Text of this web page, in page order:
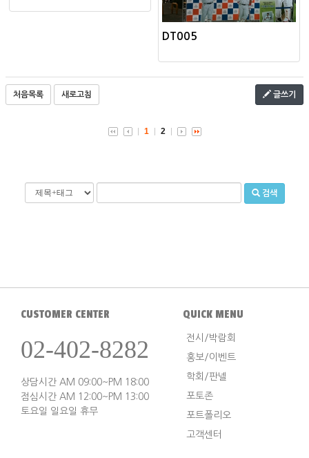
DT005
처음목록 새로고침 글쓰기
1 2
검색
CUSTOMER CENTER
02-402-8282
상담시간 AM 09:00~PM 18:00
점심시간 AM 12:00~PM 13:00
토요일 일요일 휴무
QUICK MENU
전시/박람회
홍보/이벤트
학회/판넬
포토존
포트폴리오
고객센터